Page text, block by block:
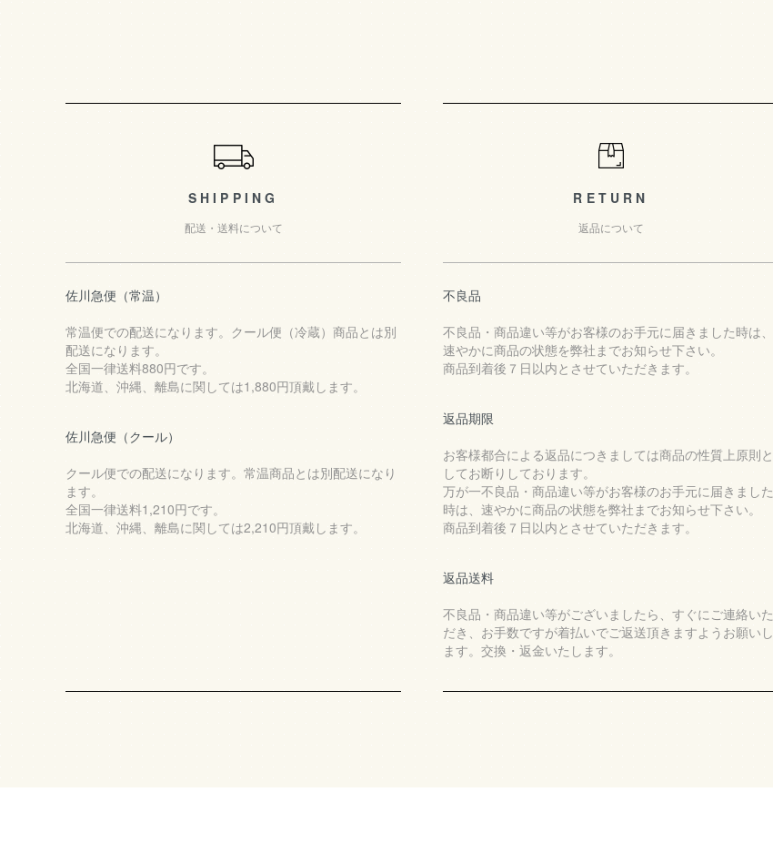
SHIPPING
配送・送料について
佐川急便（常温）
常温便での配送になります。クール便（冷蔵）商品とは別
配送になります。
全国一律送料880円です。
北海道、沖縄、離島に関しては1,880円頂戴します。
佐川急便（クール）
クール便での配送になります。常温商品とは別配送になり
ます。
全国一律送料1,210円です。
北海道、沖縄、離島に関しては2,210円頂戴します。
RETURN
返品について
不良品
不良品・商品違い等がお客様のお手元に届きました時は、
速やかに商品の状態を弊社までお知らせ下さい。
商品到着後７日以内とさせていただきます。
返品期限
お客様都合による返品につきましては商品の性質上原則と
してお断りしております。
万が一不良品・商品違い等がお客様のお手元に届きました
時は、速やかに商品の状態を弊社までお知らせ下さい。
商品到着後７日以内とさせていただきます。
返品送料
不良品・商品違い等がございましたら、すぐにご連絡いた
だき、お手数ですが着払いでご返送頂きますようお願いし
ます。交換・返金いたします。